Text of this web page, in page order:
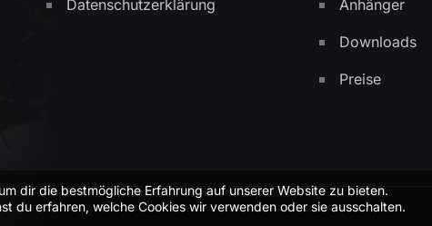
Datenschutzerklärung Anhänger
Downloads
Preise
dir die bestmögliche Erfahrung auf unserer Website zu bieten.
du erfahren, welche Cookies wir verwenden oder sie ausschalten.